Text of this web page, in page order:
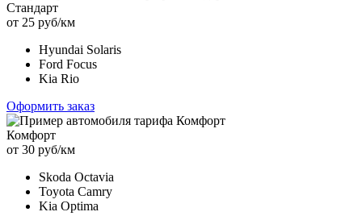
Стандарт
от 25 руб/км
Hyundai Solaris
Ford Focus
Kia Rio
Оформить заказ
Комфорт
от 30 руб/км
Skoda Octavia
Toyota Camry
Kia Optima